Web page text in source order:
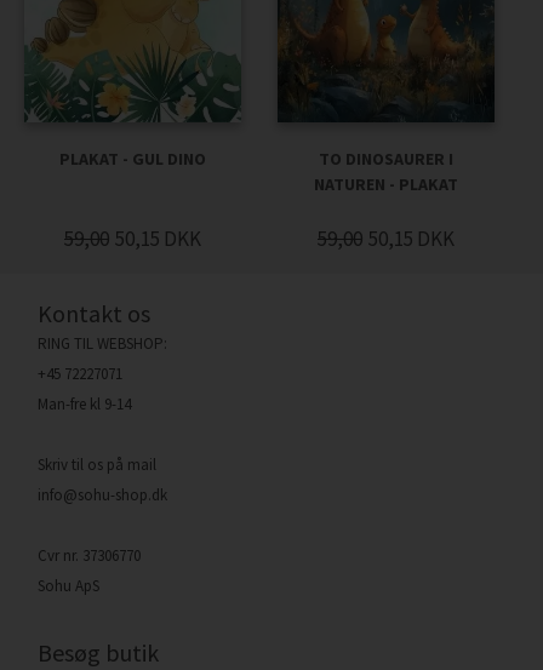
PLAKAT - GUL DINO
59,00 50,15 DKK
TO DINOSAURER I
NATUREN - PLAKAT
59,00 50,15 DKK
Kontakt os
RING TIL WEBSHOP:
+45 72227071
Man-fre kl 9-14
Skriv til os på mail
info@sohu-shop.dk
Cvr nr. 37306770
Sohu ApS
Besøg butik